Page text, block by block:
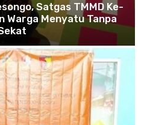
Satgas TMMD Ke-
Warga Menyatu Tanpa